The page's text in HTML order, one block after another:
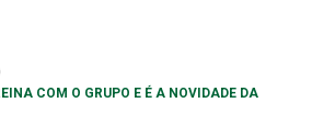
COM O GRUPO E É A NOVIDADE DA